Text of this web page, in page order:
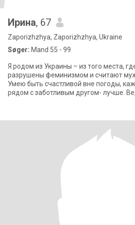
Ирина, 67
Zaporizhzhya, Zaporizhzhya, Ukraine
Søger: Mand 55 - 99
Я родом из Украины – из того места,
разрушены феминизмом и считают
Умею быть счастливой вне погоды,
рядом с заботливым другом- лучше.